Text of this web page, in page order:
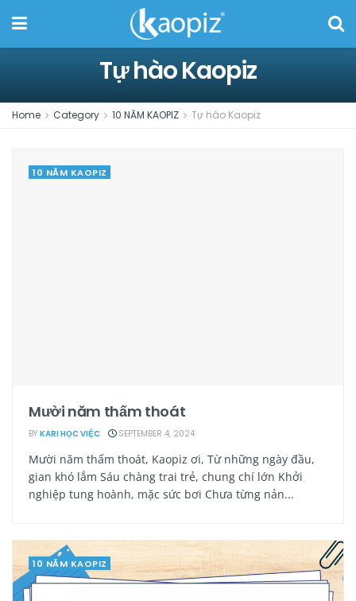
Tự hào Kaopiz
Home Category 10 NĂM KAOPIZ Tự hào Kaopiz
10 NĂM KAOPIZ
Mười năm thấm thoát
BY KARI HỌC VIỆC SEPTEMBER 4, 2024
Mười năm thấm thoát, Kaopiz ơi, Từ những ngày đầu,
gian khó lắm Sáu chàng trai trẻ, chung chí lớn Khởi
nghiệp tung hoành, mặc sức bơi Chưa từng nản...
10 NĂM KAOPIZ